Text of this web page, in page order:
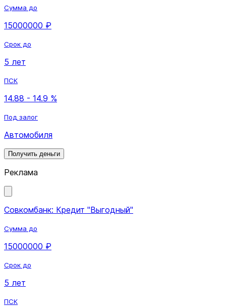
Сумма до
15000000 ₽
Срок до
5 лет
ПСК
14.88 - 14.9 %
Под залог
Автомобиля
Получить деньги
Реклама
Совкомбанк: Кредит "Выгодный"
Сумма до
15000000 ₽
Срок до
5 лет
ПСК